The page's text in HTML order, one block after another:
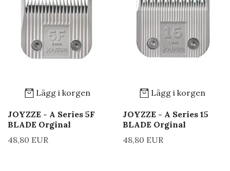
Lägg i korgen
JOYZZE - A Series 5F
BLADE Orginal
48,80 EUR
Lägg i korgen
JOYZZE - A Series 15
BLADE Orginal
48,80 EUR